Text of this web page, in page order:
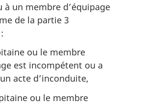
à un membre d’équipage
de la partie 3
ou le membre
est incompétent ou a
acte d’inconduite,
ou le membre